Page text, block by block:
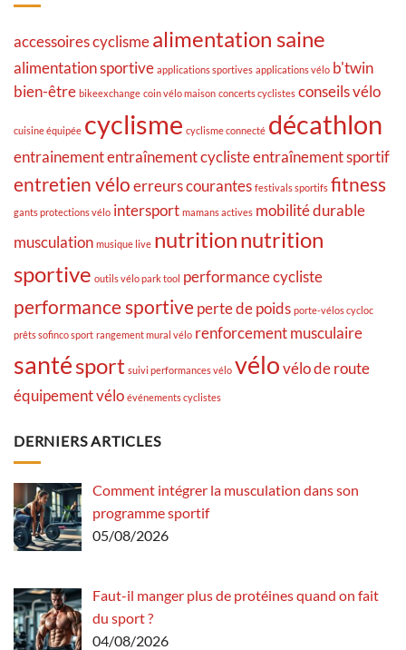
accessoires cyclismealimentation saine
alimentation sportive applications sportives applications vélo b'twin
bien-être bikeexchange coin vélo maison concerts cyclistes conseils vélo
cuisine équipée cyclisme cyclisme connecté décathlon
entrainemententraînement cyclisteentraînement sportif
entretien véloerreurs courantes festivals sportifs fitness
gants protections vélo intersport mamans actives mobilité durable
musculation musique live nutritionnutrition
sportive outils vélo park tool performance cycliste
performance sportiveperte de poids porte-vélos cycloc
prêts sofinco sport rangement mural vélo renforcement musculaire
santésport suivi performances vélo vélovélo de route
équipement vélo événements cyclistes
DERNIERS ARTICLES
Comment intégrer la musculation dans son
programme sportif
05/08/2026
Faut-il manger plus de protéines quand on fait
du sport ?
04/08/2026